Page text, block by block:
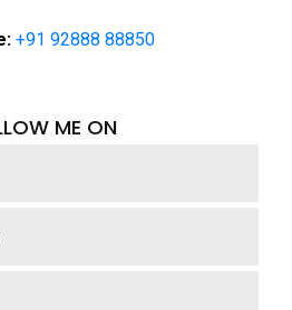
+91 92888 88850
ME ON